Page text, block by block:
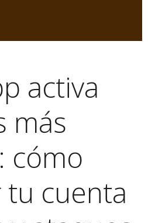
activa
más
cómo
cuenta